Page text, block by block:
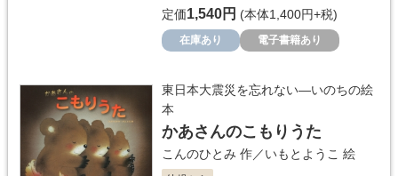
定価1,540円 (本体1,400円+税)
在庫あり 電子書籍あり
東日本大震災を忘れない―いのちの絵
本
かあさんのこもりうた
こんのひとみ 作／いもとようこ 絵